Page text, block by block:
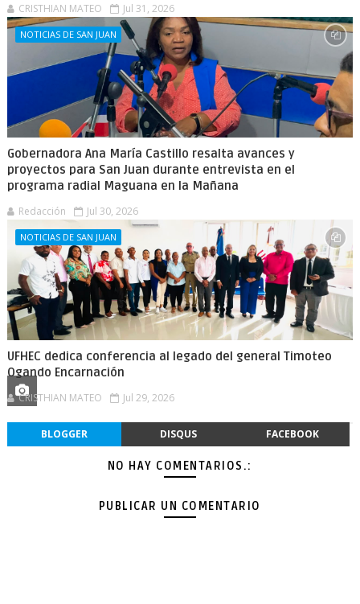
CRISTHIAN MATEO Jul 31, 2026
NOTICIAS DE SAN JUAN
Gobernadora Ana María Castillo resalta avances y
proyectos para San Juan durante entrevista en el
programa radial Maguana en la Mañana
Redacción Jul 30, 2026
NOTICIAS DE SAN JUAN
UFHEC dedica conferencia al legado del general Timoteo
Ogando Encarnación
CRISTHIAN MATEO Jul 29, 2026
BLOGGER DISQUS FACEBOOK
NO HAY COMENTARIOS.:
PUBLICAR UN COMENTARIO